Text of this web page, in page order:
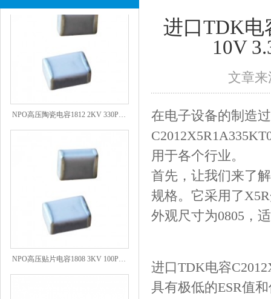
进口TDK电
10V
文章
在电子设备的制造
用于各个行业。
首先，让我们来了
规格。它采用了
外观尺寸为0805，
进口TDK电容
具有极低的ESR值